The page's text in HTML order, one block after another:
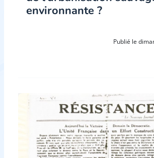
environnante ?
Publié le